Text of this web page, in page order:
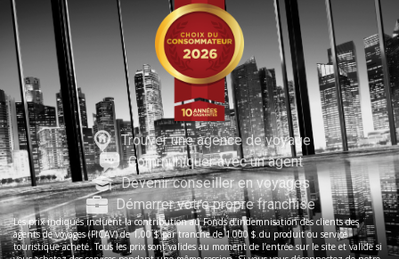
Trouver une agence de voyage
Communiquer avec un agent
Devenir conseiller en voyages
Démarrer votre propre franchise
Les prix indiqués incluent la contribution au Fonds d’indemnisation des clients des
agents de voyages (FICAV) de 1,00 $ par tranche de 1 000 $ du produit ou service
touristique acheté. Tous les prix sont valides au moment de l’entrée sur le site et valide si